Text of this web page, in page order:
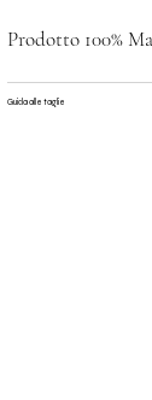
Prodotto 100%
Guida alle taglie